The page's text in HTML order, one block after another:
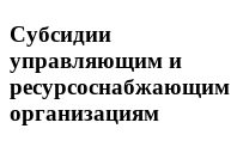
Субсидии
управляющим и
ресурсоснабжающим
организациям